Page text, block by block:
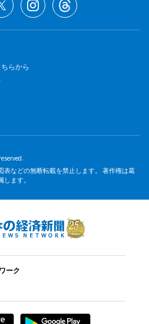
らから
表などの無断転載を禁止します。 著作権は葛
ます。
ーク